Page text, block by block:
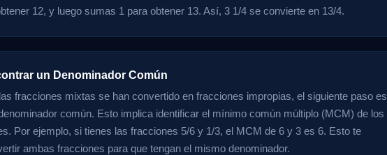
12, y luego sumas 1 para obtener 13. Así, 3 1/4 se convierte en 13/4.
un Denominador Común
fracciones mixtas se han convertido en fracciones impropias, el siguiente paso es
común. Esto implica identificar el mínimo común múltiplo (MCM) de los
Por ejemplo, si tienes las fracciones 5/6 y 1/3, el MCM de 6 y 3 es 6. Esto te
ambas fracciones para que tengan el mismo denominador.